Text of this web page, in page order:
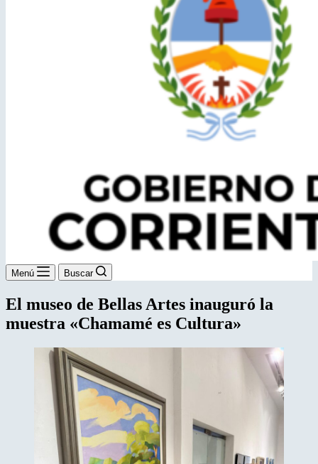
Menú Buscar
El museo de Bellas Artes inauguró la
muestra «Chamamé es Cultura»